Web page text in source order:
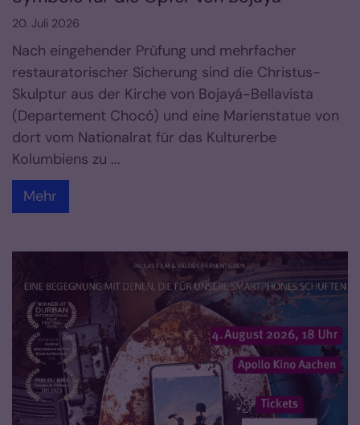
20. Juli 2026
Nach eingehender Prüfung und mehrfacher
restauratorischer Sicherung sind die Christus-
Skulptur aus der Kirche von Bojayá-Bellavista
(Departement Chocó) und eine Marienstatue von
dort vom Nationalrat für das Kulturerbe
Kolumbiens zu ...
Mehr